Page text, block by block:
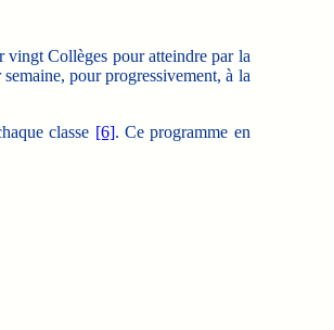
Collèges pour atteindre par la
pour progressivement, à la
classe [6]. Ce programme en